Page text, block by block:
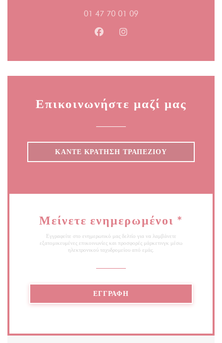
01 47 70 01 09
Facebook ((ανοίγει σε νέο
Instagram ((ανοίγει σε
Επικοινωνήστε μαζί μας
ΚΆΝΤΕ ΚΡΆΤΗΣΗ ΤΡΑΠΕΖΙΟΎ
Μείνετε ενημερωμένοι *
Εγγραφείτε στο ενημερωτικό μας δελτίο για να λαμβάνετε
εξατομικευμένες επικοινωνίες και προσφορές μάρκετινγκ μέσω
ηλεκτρονικού ταχυδρομείου από εμάς.
ΕΓΓΡΑΦΉ